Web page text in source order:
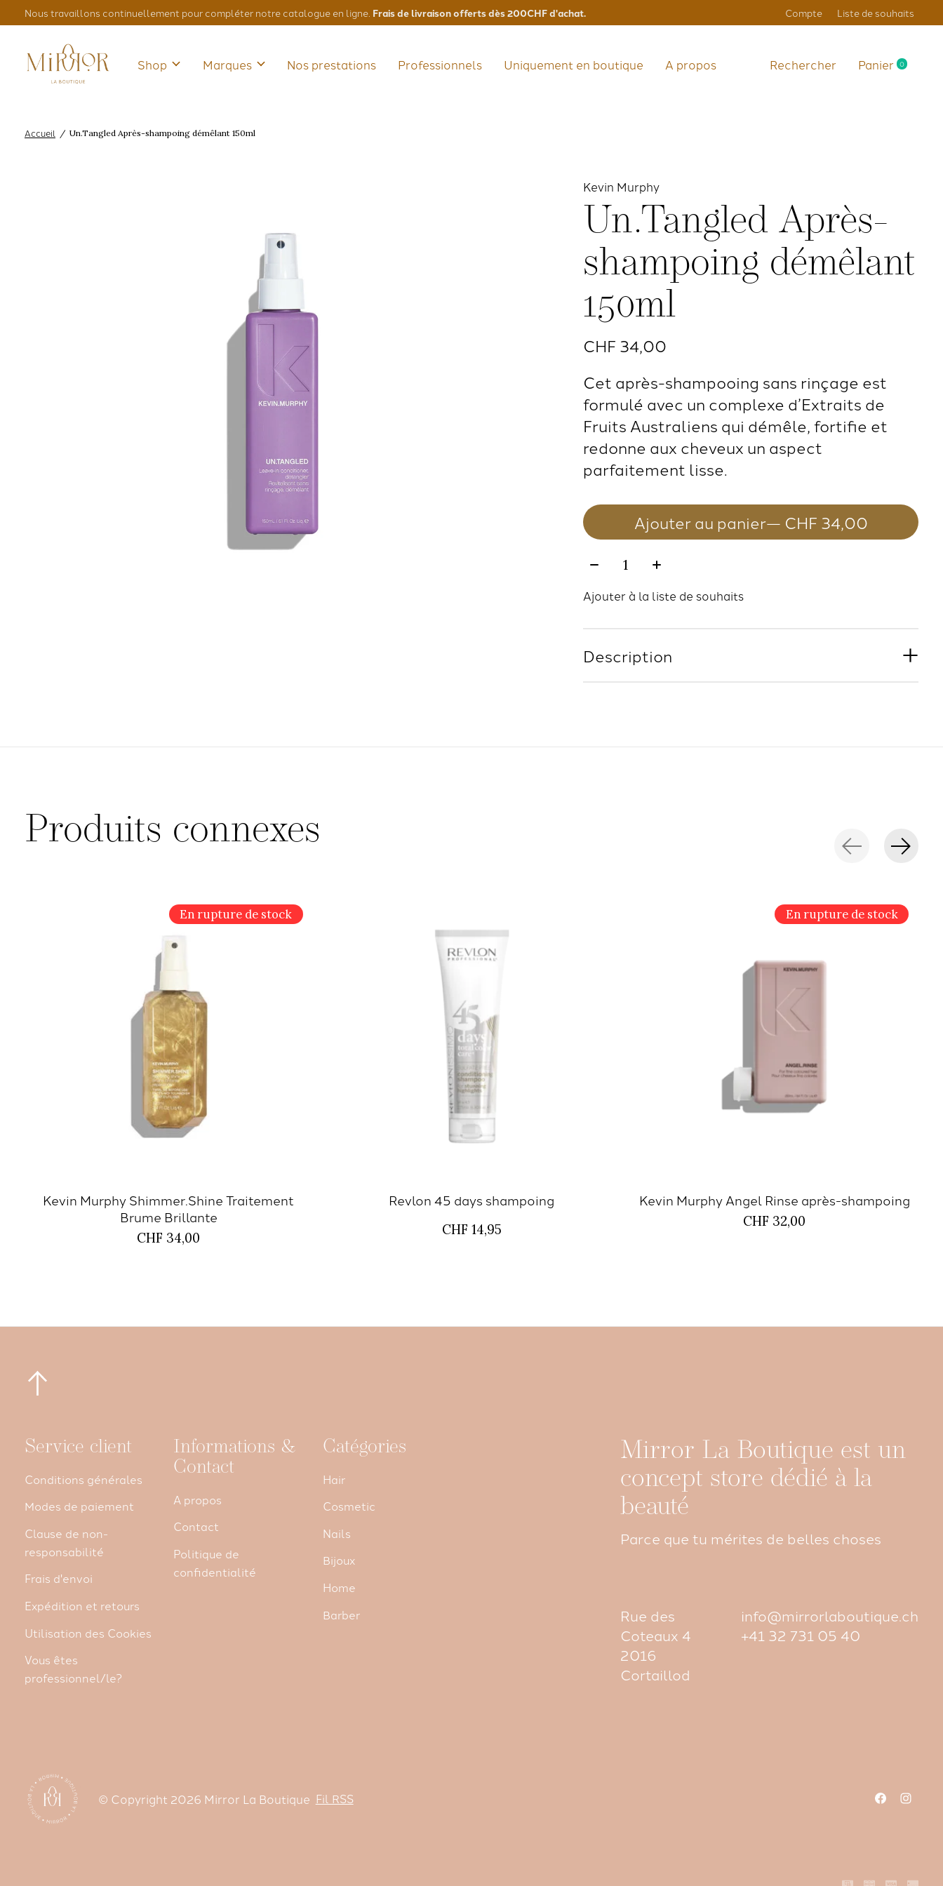
Nous travaillons continuellement pour compléter notre catalogue en ligne. Frais de livraison offerts dès 200CHF d'achat. Compte Liste de souhaits
Shop Marques Nos prestations Professionnels Uniquement en boutique A propos Rechercher Panier 0items
Accueil / Un.Tangled Après-shampoing démêlant 150ml
Kevin Murphy
Un.Tangled Après-
shampoing démêlant
150ml
CHF 34,00
Cet après-shampooing sans rinçage est
formulé avec un complexe d’Extraits de
Fruits Australiens qui démêle, fortifie et
redonne aux cheveux un aspect
parfaitement lisse.
Ajouter au panier — CHF 34,00
Quantité:
Ajouter à la liste de souhaits
Description
Produits connexes
En rupture de stock
Kevin Murphy Shimmer.Shine Traitement
Brume Brillante
CHF 34,00
Revlon 45 days shampoing
CHF 14,95
En rupture de stock
Kevin Murphy Angel Rinse après-shampoing
CHF 32,00
Service client
Conditions générales
Modes de paiement
Clause de non-
responsabilité
Frais d'envoi
Expédition et retours
Utilisation des Cookies
Vous êtes
professionnel/le?
Informations &
Contact
A propos
Contact
Politique de
confidentialité
Catégories
Hair
Cosmetic
Nails
Bijoux
Home
Barber
Mirror La Boutique est un
concept store dédié à la
beauté
Parce que tu mérites de belles choses
Rue des
Coteaux 4
2016
Cortaillod
info@mirrorlaboutique.ch
+41 32 731 05 40
© Copyright 2026 Mirror La Boutique Fil RSS